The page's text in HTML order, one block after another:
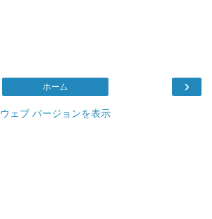
›
ホーム
ウェブ バージョンを表示